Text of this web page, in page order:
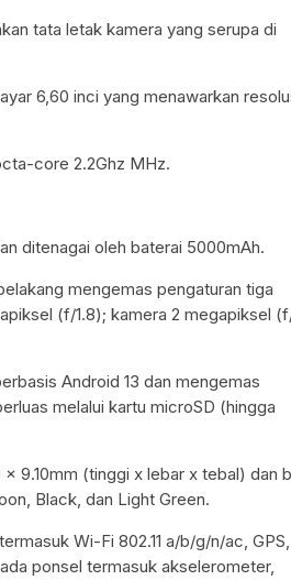
tata letak kamera yang serupa di
6,60 inci yang menawarkan
core 2.2Ghz MHz.
ditenagai oleh baterai 5000mAh.
mengemas pengaturan tiga
(f/1.8); kamera 2 megapiksel
Android 13 dan mengemas
melalui kartu microSD (hingga
x 9.10mm (tinggi x lebar x tebal) dan
Black, dan Light Green.
Wi-Fi 802.11 a/b/g/n/ac, GPS,
ponsel termasuk akselerometer,